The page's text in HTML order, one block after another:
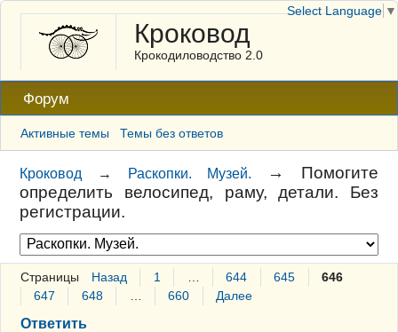
Кроковод
Крокодиловодство 2.0
Форум
Активные темы Темы без ответов
Кроковод → Раскопки. Музей. → Помогите
определить велосипед, раму, детали. Без
регистрации.
Страницы Назад 1 644 645
646
647
648 660 Далее
Ответить
Select Language ▼